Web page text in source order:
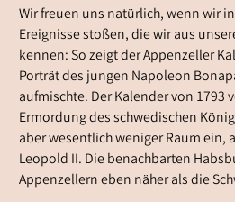
Wir freuen uns natürlich, wenn wir
Ereignisse stoßen, die wir aus
kennen: So zeigt der Appenzeller
Porträt des jungen Napoleon
aufmischte. Der Kalender von 1793
Ermordung des schwedischen
aber wesentlich weniger Raum ein,
Leopold II. Die benachbarten
Appenzellern eben näher als die